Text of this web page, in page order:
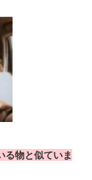
る物と似ていま